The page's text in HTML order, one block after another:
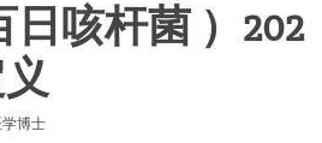
咳杆菌 ）202​​
博士